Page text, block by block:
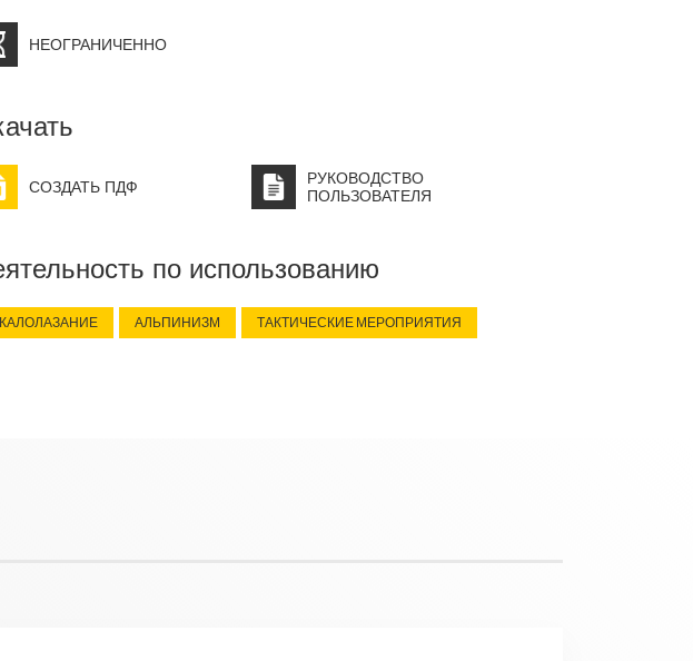
НЕОГРАНИЧЕННО
СОЗДАТЬ ПДФ
РУКОВОДСТВО
ПОЛЬЗОВАТЕЛЯ
по использованию
АЛЬПИНИЗМ ТАКТИЧЕСКИЕ МЕРОПРИЯТИЯ